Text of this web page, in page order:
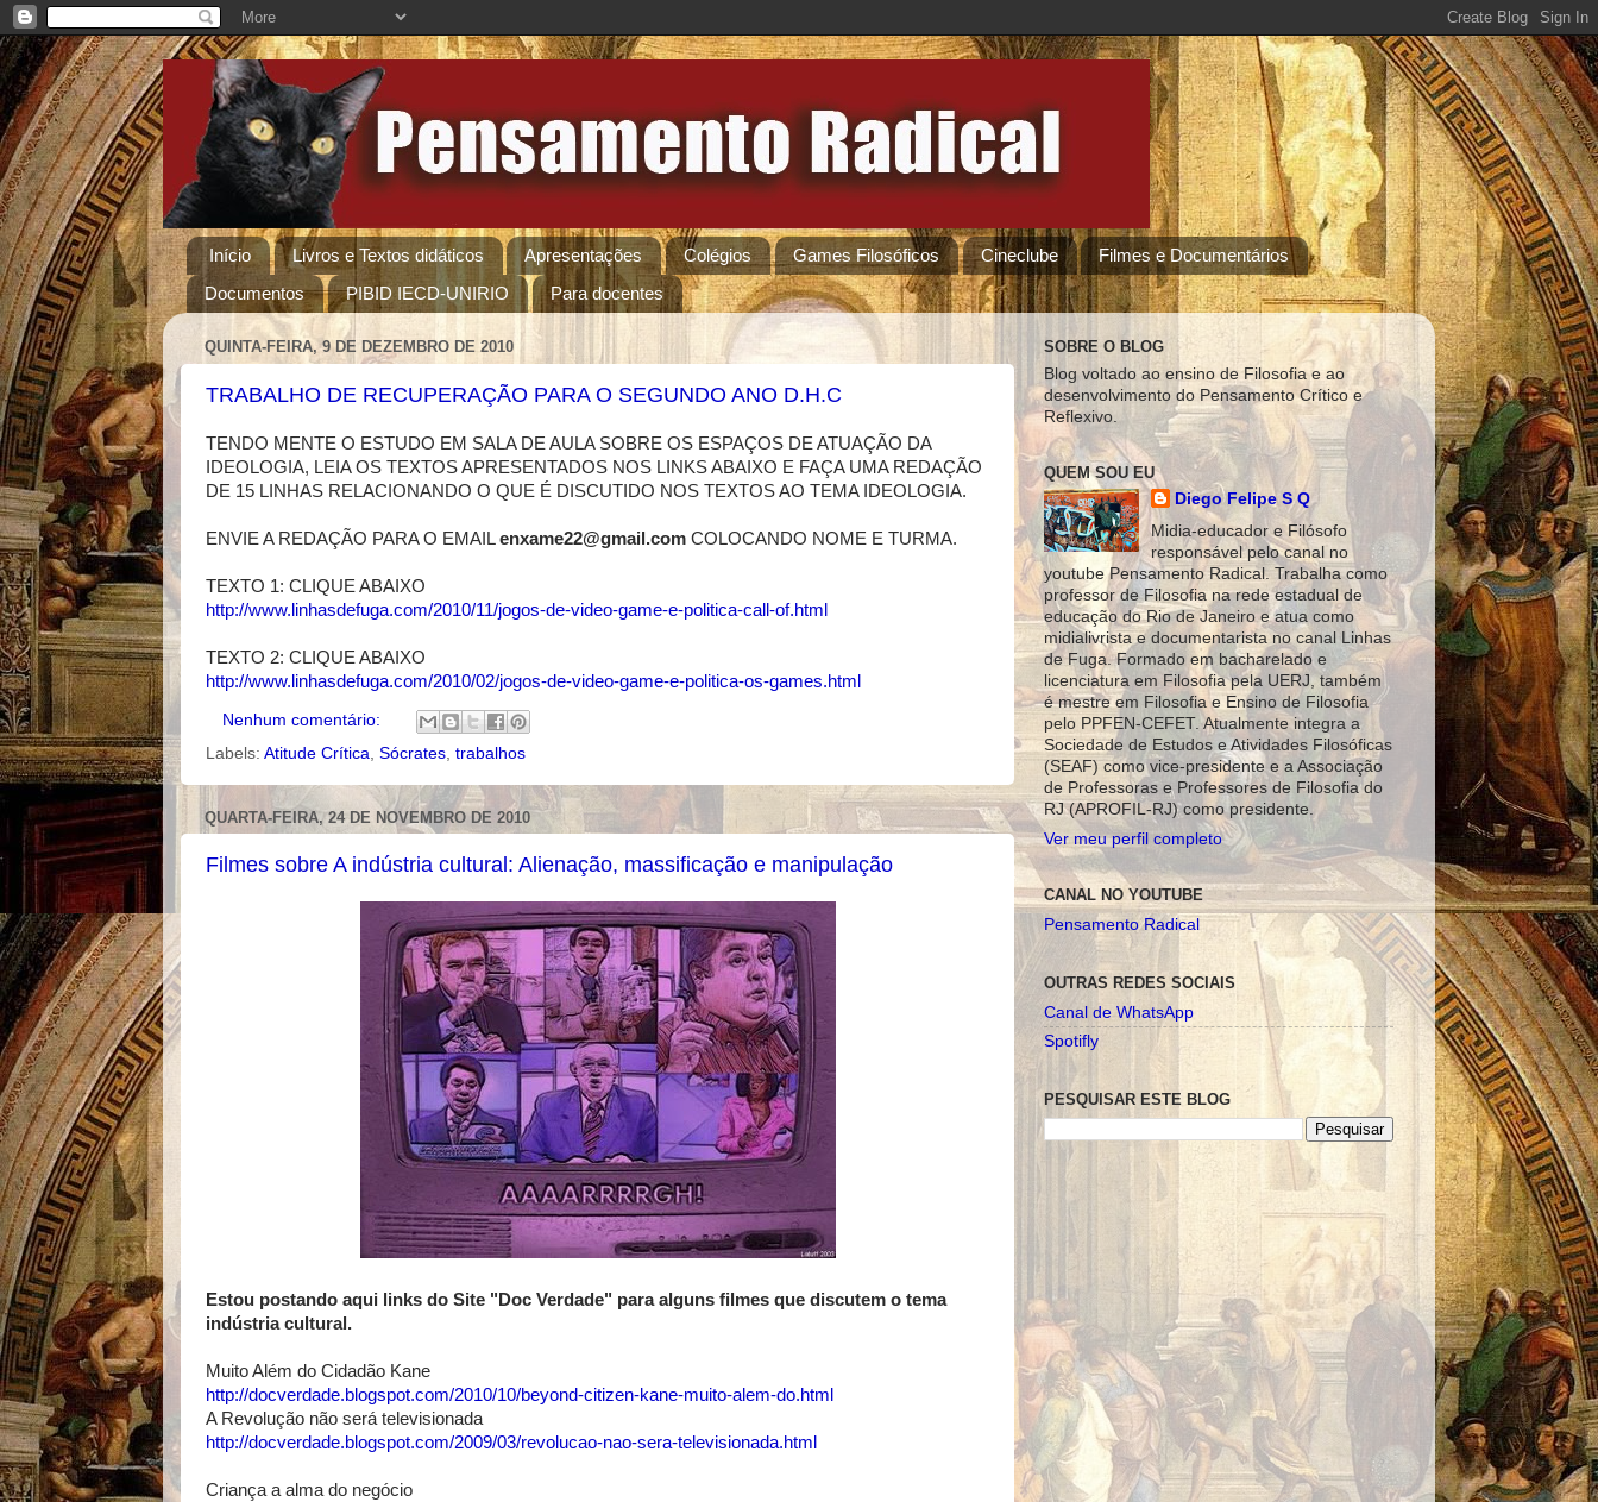
Início Livros e Textos didáticos Apresentações Colégios Games Filosóficos Cineclube
Filmes e Documentários
Documentos
PIBID IECD-UNIRIO Para docentes
QUINTA-FEIRA, 9 DE DEZEMBRO DE 2010
TRABALHO DE RECUPERAÇÃO PARA O SEGUNDO ANO D.H.C
TENDO MENTE O ESTUDO EM SALA DE AULA SOBRE OS ESPAÇOS DE ATUAÇÃO DA
IDEOLOGIA, LEIA OS TEXTOS APRESENTADOS NOS LINKS ABAIXO E FAÇA UMA REDAÇÃO
DE 15 LINHAS RELACIONANDO O QUE É DISCUTIDO NOS TEXTOS AO TEMA IDEOLOGIA.
ENVIE A REDAÇÃO PARA O EMAILenxame22@gmail.com COLOCANDO NOME E TURMA.
TEXTO 1: CLIQUE ABAIXO
http://www.linhasdefuga.com/2010/11/jogos-de-video-game-e-politica-call-of.html
TEXTO 2: CLIQUE ABAIXO
http://www.linhasdefuga.com/2010/02/jogos-de-video-game-e-politica-os-games.html
Nenhum comentário:
Labels: Atitude Crítica Sócrates trabalhos
QUARTA-FEIRA, 24 DE NOVEMBRO DE 2010
Filmes sobre A indústria cultural: Alienação, massificação e manipulação
Estou postando aqui links do Site "Doc Verdade" para alguns filmes que discutem o tema
indústria cultural.
Muito Além do Cidadão Kane
http://docverdade.blogspot.com/2010/10/beyond-citizen-kane-muito-alem-do.html
A Revolução não será televisionada
http://docverdade.blogspot.com/2009/03/revolucao-nao-sera-televisionada.html
Criança a alma do negócio
SOBRE O BLOG
Blog voltado ao ensino de Filosofia e ao
desenvolvimento do Pensamento Crítico e
Reflexivo.
QUEM SOU EU
Diego Felipe S Q
Midia-educador e Filósofo
responsável pelo canal no
youtube Pensamento Radical. Trabalha como
professor de Filosofia na rede estadual de
educação do Rio de Janeiro e atua como
midialivrista e documentarista no canal Linhas
de Fuga. Formado em bacharelado e
licenciatura em Filosofia pela UERJ, também
é mestre em Filosofia e Ensino de Filosofia
pelo PPFEN-CEFET. Atualmente integra a
Sociedade de Estudos e Atividades Filosóficas
(SEAF) como vice-presidente e a Associação
de Professoras e Professores de Filosofia do
RJ (APROFIL-RJ) como presidente.
Ver meu perfil completo
CANAL NO YOUTUBE
Pensamento Radical
OUTRAS REDES SOCIAIS
Canal de WhatsApp
Spotifly
PESQUISAR ESTE BLOG